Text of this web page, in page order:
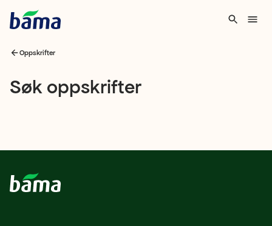
Oppskrifter
Søk
Søk oppskrifter